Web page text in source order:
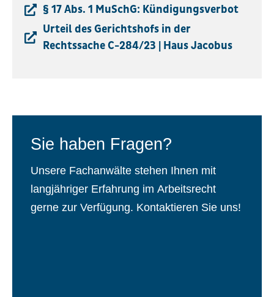
§ 17 Abs. 1 MuSchG: Kündigungsverbot
Urteil des Gerichtshofs in der
Rechtssache C-284/23 | Haus Jacobus
Sie haben Fragen?
Unsere Fachanwälte stehen Ihnen mit
langjähriger Erfahrung im Arbeitsrecht
gerne zur Verfügung. Kontaktieren Sie uns!